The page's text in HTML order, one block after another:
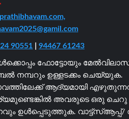
90551 94467 61243
ഫോട്ടോയും
നമ്പറും ഉള്ളടക്കം ചെയ്യുക.
ആദ്യമായി
അവരുടെ ഒരു ചെറു
ഉൾപ്പെടുത്തുക. വാട്ട്സ്ആപ്പ്/